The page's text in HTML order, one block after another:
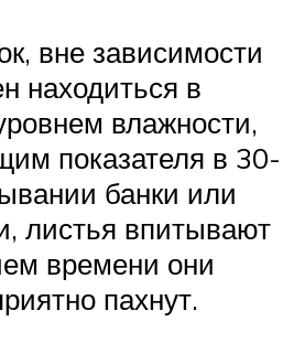
вне зависимости
находиться в
влажности,
показателя в 30-
банки или
листья впитывают
времени они
пахнут.